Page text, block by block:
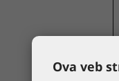
Ova veb